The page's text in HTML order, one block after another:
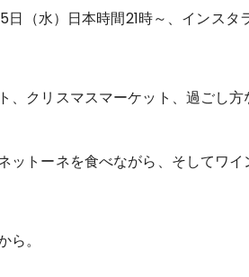
日（水）日本時間21時～、インスタ
、クリスマスマーケット、過ごし
ットーネを食べながら、そしてワ
ら。